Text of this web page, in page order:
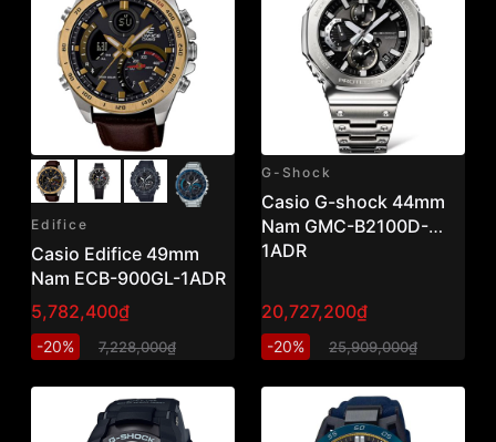
Edifice
Casio Edifice 49mm
Nam ECB-900GL-1ADR
5,782,400₫
-20% 7,228,000₫
G-Shock
Casio G-shock 44mm
Nam GMC-B2100D-
1ADR
20,727,200₫
-20% 25,909,000₫